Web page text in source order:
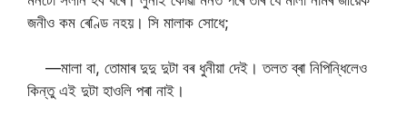
জনীও কম ৰেণ্ডি নহয়। সি মালাক সোধে;
—মালা বা, তোমাৰ দুদু দুটা বৰ ধুনীয়া দেই। তলত ব্ৰা নিপিন্ধিলেও
কিন্তু এই দুটা হাওলি পৰা নাই।